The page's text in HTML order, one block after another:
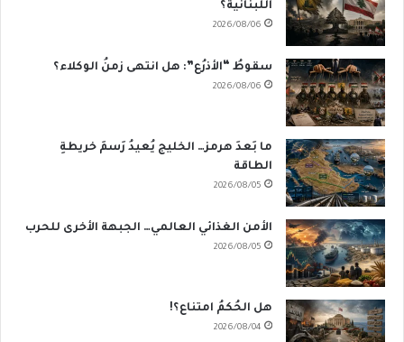
اللبنانية؟
2026/08/06
سقوطُ “الأذرُع”: هل انتهى زمنُ الوكلاء؟
2026/08/06
ما بَعدَ هرمز… الخليج يُعيدُ رَسمَ خريطةِ
الطاقة
2026/08/05
الأمن الغذائي العالمي… الجبهة الأخرى للحرب
2026/08/05
هل الحُكمُ امتناع؟!
2026/08/04